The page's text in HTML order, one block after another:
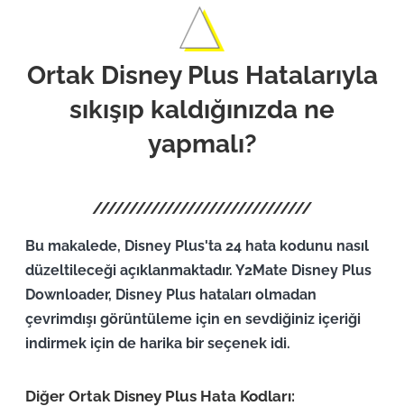
Ortak Disney Plus Hatalarıyla
sıkışıp kaldığınızda ne
yapmalı?
Bu makalede, Disney Plus'ta 24 hata kodunu nasıl
düzeltileceği açıklanmaktadır. Y2Mate Disney Plus
Downloader, Disney Plus hataları olmadan
çevrimdışı görüntüleme için en sevdiğiniz içeriği
indirmek için de harika bir seçenek idi.
Diğer Ortak Disney Plus Hata Kodları: